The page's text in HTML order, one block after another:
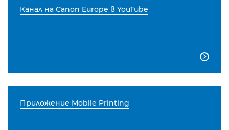
Канал на Canon Europe в YouTube

Приложение Mobile Printing